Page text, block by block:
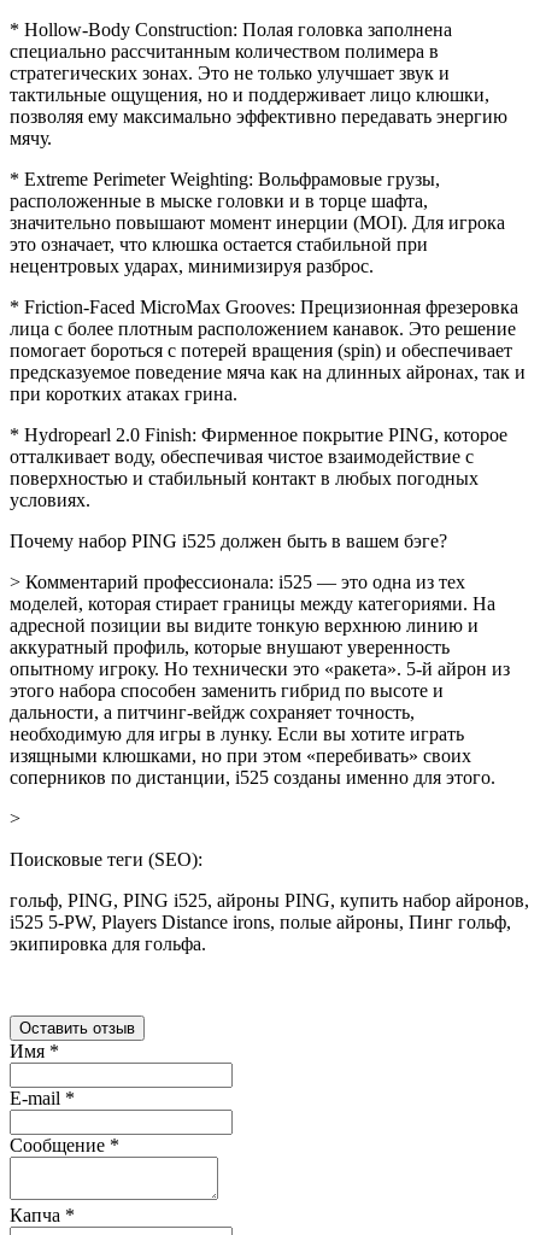
* Hollow-Body Construction: Полая головка заполнена
специально рассчитанным количеством полимера в
стратегических зонах. Это не только улучшает звук и
тактильные ощущения, но и поддерживает лицо клюшки,
позволяя ему максимально эффективно передавать энергию
мячу.
* Extreme Perimeter Weighting: Вольфрамовые грузы,
расположенные в мыске головки и в торце шафта,
значительно повышают момент инерции (MOI). Для игрока
это означает, что клюшка остается стабильной при
нецентровых ударах, минимизируя разброс.
* Friction-Faced MicroMax Grooves: Прецизионная фрезеровка
лица с более плотным расположением канавок. Это решение
помогает бороться с потерей вращения (spin) и обеспечивает
предсказуемое поведение мяча как на длинных айронах, так и
при коротких атаках грина.
* Hydropearl 2.0 Finish: Фирменное покрытие PING, которое
отталкивает воду, обеспечивая чистое взаимодействие с
поверхностью и стабильный контакт в любых погодных
условиях.
Почему набор PING i525 должен быть в вашем бэге?
> Комментарий профессионала: i525 — это одна из тех
моделей, которая стирает границы между категориями. На
адресной позиции вы видите тонкую верхнюю линию и
аккуратный профиль, которые внушают уверенность
опытному игроку. Но технически это «ракета». 5-й айрон из
этого набора способен заменить гибрид по высоте и
дальности, а питчинг-вейдж сохраняет точность,
необходимую для игры в лунку. Если вы хотите играть
изящными клюшками, но при этом «перебивать» своих
соперников по дистанции, i525 созданы именно для этого.
>
Поисковые теги (SEO):
гольф, PING, PING i525, айроны PING, купить набор айронов,
i525 5-PW, Players Distance irons, полые айроны, Пинг гольф,
экипировка для гольфа.
Оставить отзыв
Имя *
E-mail *
Сообщение *
Капча *